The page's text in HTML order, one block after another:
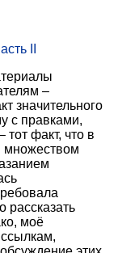
II
–
значительного
с правками,
факт, что в
множеством
рассказать
моё
ссылкам,